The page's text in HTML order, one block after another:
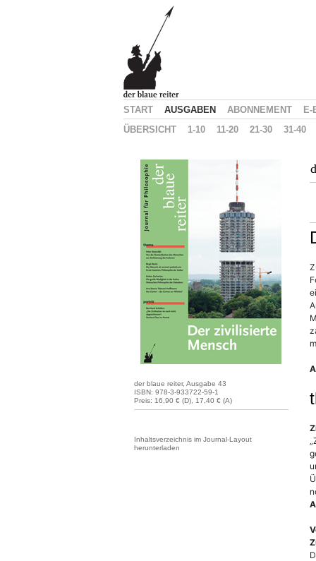
START AUSGABEN ABONNEMENT E-
ÜBERSICHT
1-10 11-20 21-30 31-40
der blaue reiter, Ausgabe 43
ISBN: 978-3-933722-59-1
Preis: 16,90 € (D), 17,40 € (A)
Inhaltsverzeichnis im Journal-Layout
herunterladen